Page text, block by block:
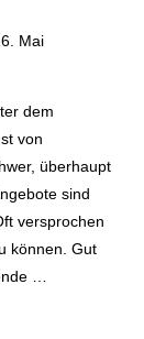
Mai
dem
von
überhaupt
sind
versprochen
können. Gut
…